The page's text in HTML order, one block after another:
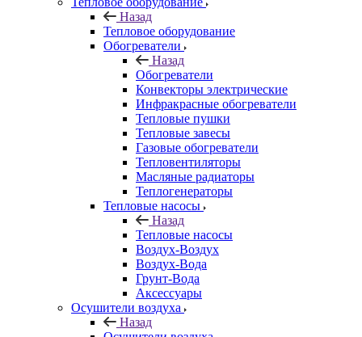
Назад
Тепловое оборудование
Обогреватели
Назад
Обогреватели
Конвекторы электрические
Инфракрасные обогреватели
Тепловые пушки
Тепловые завесы
Газовые обогреватели
Тепловентиляторы
Масляные радиаторы
Теплогенераторы
Тепловые насосы
Назад
Тепловые насосы
Воздух-Воздух
Воздух-Вода
Грунт-Вода
Аксессуары
Осушители воздуха
Назад